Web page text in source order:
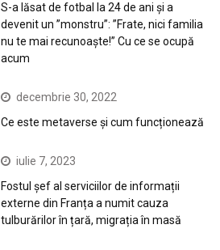
S-a lăsat de fotbal la 24 de ani și a
devenit un ”monstru”: ”Frate, nici familia
nu te mai recunoaște!” Cu ce se ocupă
acum
decembrie 30, 2022
Ce este metaverse și cum funcționează
iulie 7, 2023
Fostul șef al serviciilor de informații
externe din Franța a numit cauza
tulburărilor în țară, migrația în masă